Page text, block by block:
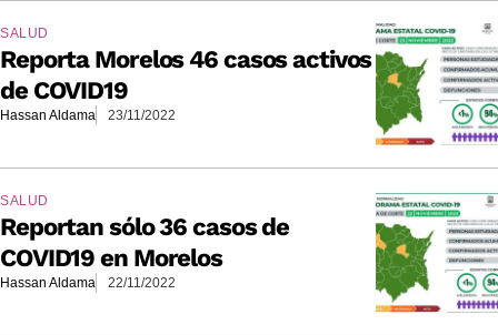
SALUD
Reporta Morelos 46 casos activos
de COVID19
Hassan Aldama 23/11/2022
SALUD
Reportan sólo 36 casos de
COVID19 en Morelos
Hassan Aldama 22/11/2022